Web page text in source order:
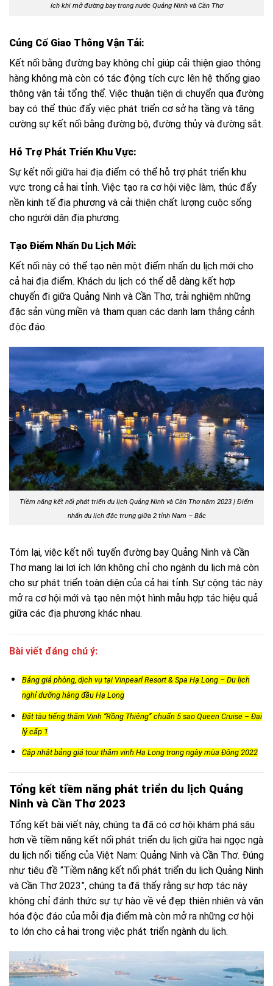
ích khi mở đường bay trong nước Quảng Ninh và Cần Thơ
Củng Cố Giao Thông Vận Tải:
Kết nối bằng đường bay không chỉ giúp cải thiện giao thông
hàng không mà còn có tác động tích cực lên hệ thống giao
thông vận tải tổng thể. Việc thuận tiện di chuyển qua đường
bay có thể thúc đẩy việc phát triển cơ sở hạ tầng và tăng
cường sự kết nối bằng đường bộ, đường thủy và đường sắt.
Hỗ Trợ Phát Triển Khu Vực:
Sự kết nối giữa hai địa điểm có thể hỗ trợ phát triển khu
vực trong cả hai tỉnh. Việc tạo ra cơ hội việc làm, thúc đẩy
nền kinh tế địa phương và cải thiện chất lượng cuộc sống
cho người dân địa phương.
Tạo Điểm Nhấn Du Lịch Mới:
Kết nối này có thể tạo nên một điểm nhấn du lịch mới cho
cả hai địa điểm. Khách du lịch có thể dễ dàng kết hợp
chuyến đi giữa Quảng Ninh và Cần Thơ, trải nghiệm những
đặc sản vùng miền và tham quan các danh lam thắng cảnh
độc đáo.
Tiềm năng kết nối phát triển du lịch Quảng Ninh và Cần Thơ năm 2023 | Điểm
nhấn du lịch đặc trưng giữa 2 tỉnh Nam – Bắc
Tóm lại, việc kết nối tuyến đường bay Quảng Ninh và Cần
Thơ mang lại lợi ích lớn không chỉ cho ngành du lịch mà còn
cho sự phát triển toàn diện của cả hai tỉnh. Sự cộng tác này
mở ra cơ hội mới và tạo nên một hình mẫu hợp tác hiệu quả
giữa các địa phương khác nhau.
Bài viết đáng chú ý:
Bảng giá phòng, dịch vụ tại Vinpearl Resort & Spa Hạ Long – Du lịch
nghỉ dưỡng hàng đầu Hạ Long
Đặt tàu tiếng thăm Vịnh “Rồng Thiêng” chuẩn 5 sao Queen Cruise – Đại
lý cấp 1
Cập nhật bảng giá tour thăm vịnh Hạ Long trong ngày mùa Đông 2022
Tổng kết tiềm năng phát triển du lịch Quảng
Ninh và Cần Thơ 2023
Tổng kết bài viết này, chúng ta đã có cơ hội khám phá sâu
hơn về tiềm năng kết nối phát triển du lịch giữa hai ngọc ngà
du lịch nổi tiếng của Việt Nam: Quảng Ninh và Cần Thơ. Đúng
như tiêu đề “Tiềm năng kết nối phát triển du lịch Quảng Ninh
và Cần Thơ 2023”, chúng ta đã thấy rằng sự hợp tác này
không chỉ đánh thức sự tự hào về vẻ đẹp thiên nhiên và văn
hóa độc đáo của mỗi địa điểm mà còn mở ra những cơ hội
to lớn cho cả hai trong việc phát triển ngành du lịch.